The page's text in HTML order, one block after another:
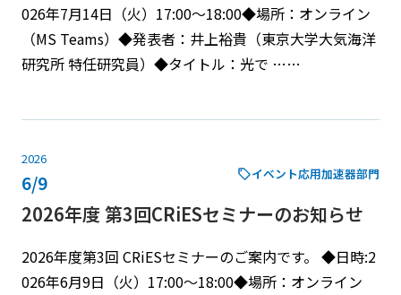
026年7月14日（火）17:00～18:00◆場所：オンライン
（MS Teams）◆発表者：井上裕貴（東京大学大気海洋
研究所 特任研究員）◆タイトル：光で ……
2026
6/9 イベント応用加速器部門
2026年度 第3回CRiESセミナーのお知らせ
2026年度第3回 CRiESセミナーのご案内です。 ◆日時:2
026年6月9日（火）17:00～18:00◆場所：オンライン